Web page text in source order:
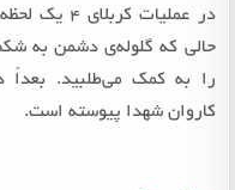
در عملیات
حالی که گلوله‌ی دشمن به
را به کمک می‌طلبید. بعداً
کاروان شهدا پیوسته است.